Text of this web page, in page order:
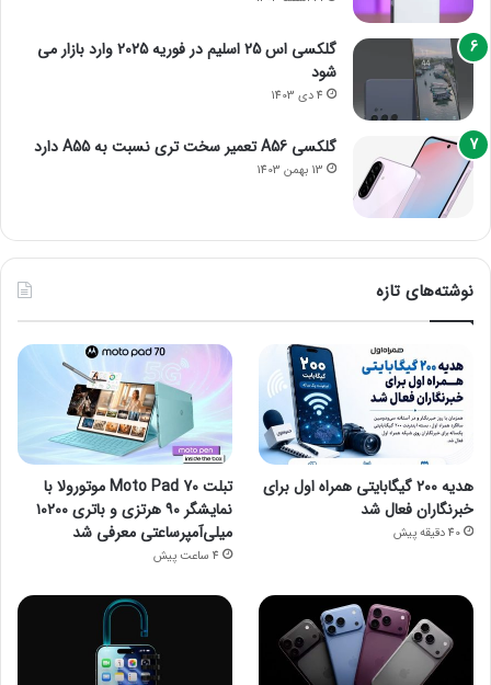
گلکسی اس 25 اسلیم در فوریه 2025 وارد بازار می
شود
4 دی 1403
گلکسی A56 تعمیر سخت تری نسبت به A55 دارد
13 بهمن 1403
نوشته‌های تازه
هدیه ۲۰۰ گیگابایتی همراه اول برای
خبرنگاران فعال شد
40 دقیقه پیش
تبلت Moto Pad 70 موتورولا با
نمایشگر ۹۰ هرتزی و باتری ۱۰۲۰۰
میلی‌آمپرساعتی معرفی شد
4 ساعت پیش